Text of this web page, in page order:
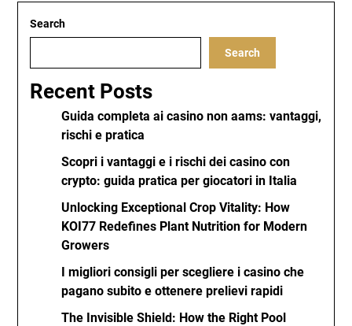
Search
Search
Recent Posts
Guida completa ai casino non aams: vantaggi,
rischi e pratica
Scopri i vantaggi e i rischi dei casino con
crypto: guida pratica per giocatori in Italia
Unlocking Exceptional Crop Vitality: How
KOI77 Redefines Plant Nutrition for Modern
Growers
I migliori consigli per scegliere i casino che
pagano subito e ottenere prelievi rapidi
The Invisible Shield: How the Right Pool